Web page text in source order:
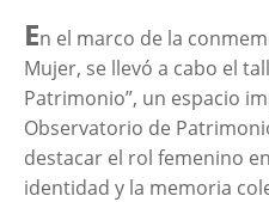
En el marco de la
Mujer, se llevó a cabo el
Patrimonio”, un espacio
Observatorio de
destacar el rol femenino
identidad y la memoria